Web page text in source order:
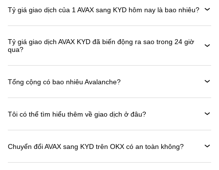
Tỷ giá giao dịch của 1 AVAX sang KYD hôm nay là bao nhiêu?
Tỷ giá giao dịch AVAX KYD đã biến động ra sao trong 24 giờ
qua?
Tổng cộng có bao nhiêu Avalanche?
Tôi có thể tìm hiểu thêm về giao dịch ở đâu?
Chuyển đổi AVAX sang KYD trên OKX có an toàn không?